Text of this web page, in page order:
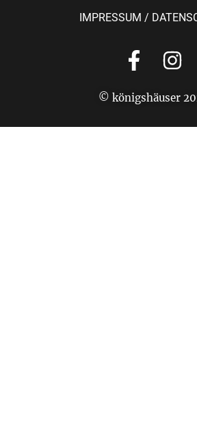
IMPRESSUM /
© königshäuser